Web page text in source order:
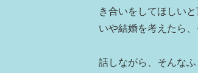
き合いをしてほしい
いや結婚を考えたら
話しながら、そんな